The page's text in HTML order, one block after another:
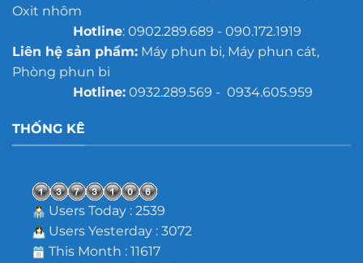
Oxit nhôm
Hotline: 0902.289.689 - 090.172.1919
Liên hệ sản phẩm:Máy phun bi, Máy phun cát,
Phòng phun bi
Hotline:0932.289.569 - 0934.605.959
THỐNG KÊ
Users Today : 2539
Users Yesterday : 3072
This Month : 11617